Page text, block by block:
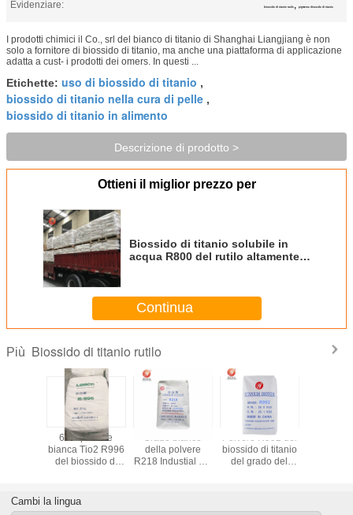
Evidenziare:
biossido di titanio rutilo , pigmento diossido di titanio
I prodotti chimici il Co., srl del bianco di titanio di Shanghai Liangjiang è non
solo a fornitore di biossido di titanio, ma anche una piattaforma di applicazione
adatta a cust- i prodotti dei omers. In questi ...
Etichette: uso di biossido di titanio ,
biossido di titanio nella cura di pelle ,
biossido di titanio in alimento
Descrizione di prodotto >
Ottieni il miglior prezzo per
Biossido di titanio solubile in
acqua R800 del rutilo altamente
Continua
Più Biossido di titanio rutilo
rutilo
6.5 - polvere
bianca Tio2 R996
del biossido di
laccatura
Grado bianco
della polvere
R218 Industial del
dell'acido
Polvere R992 del
biossido di titanio
del grado del
di Masterbatch
Cambi la lingua